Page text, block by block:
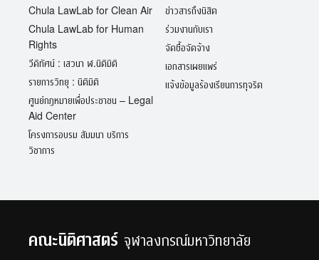
Chula LawLab for Clean Air
Chula LawLab for Human
Rights
วีดิทัศน์ : เสวนา ฬ.นิติมิติ
รายการวิทยุ : นิติมิติ
ศูนย์กฎหมายเพื่อประชาชน – Legal
Aid Center
โครงการอบรม สัมมนา บริการ
วิชาการ
ข่าวสารถึงนิสิต
ร่วมงานกับเรา
จัดซื้อจัดจ้าง
เอกสารเผยแพร่
แจ้งข้อมูลร้องเรียนการทุจริต
คณะนิติศาสตร์ จุฬาลงกรณ์มหาวิทยาลัย